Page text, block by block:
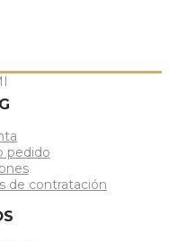
pedido
de contratación